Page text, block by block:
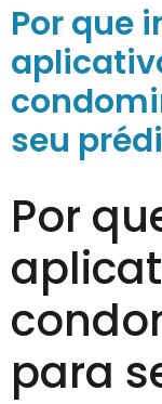
Por que
seu
Por
para